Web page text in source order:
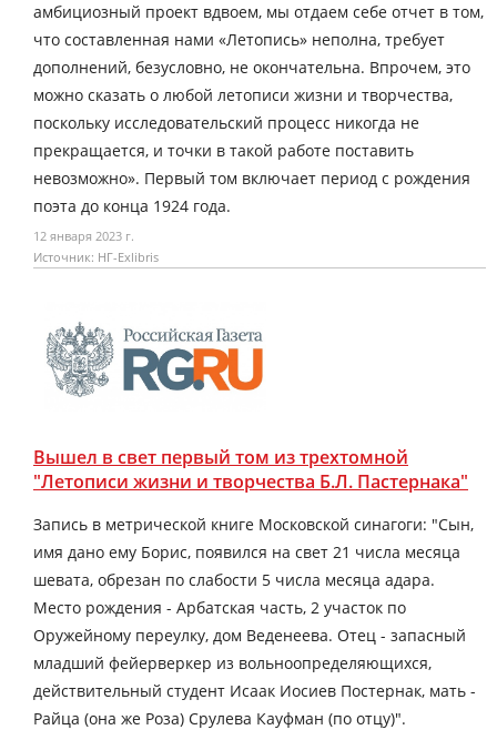
амбициозный проект вдвоем, мы отдаем себе отчет в том,
что составленная нами «Летопись» неполна, требует
дополнений, безусловно, не окончательна. Впрочем, это
можно сказать о любой летописи жизни и творчества,
поскольку исследовательский процесс никогда не
прекращается, и точки в такой работе поставить
невозможно». Первый том включает период с рождения
поэта до конца 1924 года.
12 января 2023 г.
Источник: НГ-Exlibris
Вышел в свет первый том из трехтомной
"Летописи жизни и творчества Б.Л. Пастернака"
Запись в метрической книге Московской синагоги: "Сын,
имя дано ему Борис, появился на свет 21 числа месяца
шевата, обрезан по слабости 5 числа месяца адара.
Место рождения - Арбатская часть, 2 участок по
Оружейному переулку, дом Веденеева. Отец - запасный
младший фейерверкер из вольноопределяющихся,
действительный студент Исаак Иосиев Постернак, мать -
Райца (она же Роза) Срулева Кауфман (по отцу)".